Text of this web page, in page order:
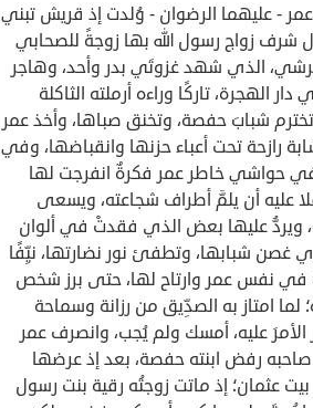
- عليهما الرضوان - وُلدت إذ قريش تبني
شرف زواج رسول الله بها زوجةً للصحابي
الذي شهد غزوتَي بدر وأحد، وهاجر
الهجرة، تاركًا وراءه أرملته الثاكلة
شبابَ حفصة، وتخنق صباها، وأخذ عمر
رازحة تحت أعباء حزنها وانقباضها، وفي
حواشي خاطر عمر فكرةٌ انفرجت لها
عليه أن يلمَّ أطراف شجاعته، ويسعى
ويردُّ عليها بعض الذي فقدتْ في ألوان
غصن شبابها، وتطفئ نور نضارتها، نيِّفًا
في نفس عمر وارتاح لها، حتى برز شخص
لما امتاز به الصدِّيق من رزانة وسماحة
عليه، أمسك ولم يُجب، وانصرف عمر
صاحبه رفض ابنته حفصة، بعد إذ عرضها
عثمان؛ إذ ماتت زوجتُه رقية بنت رسول